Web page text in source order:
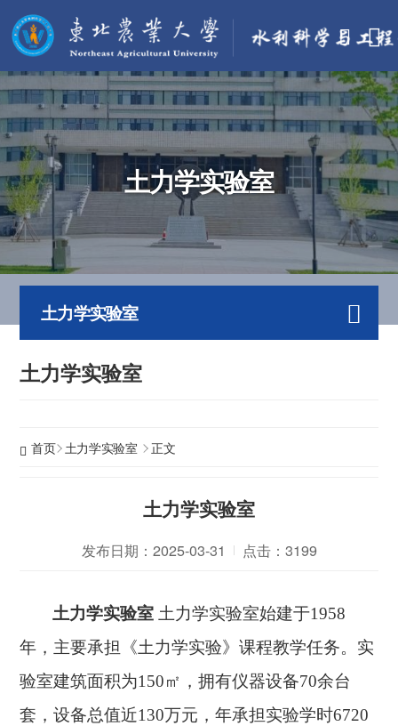
土力学实验室
土力学实验室
土力学实验室
首页 土力学实验室 正文
土力学实验室
发布日期：2025-03-31 点击： 3199
土力学实验室土力学实验室始建于1958
年，主要承担《土力学实验》课程教学任务。实
验室建筑面积为150㎡，拥有仪器设备70余台
套，设备总值近130万元，年承担实验学时6720